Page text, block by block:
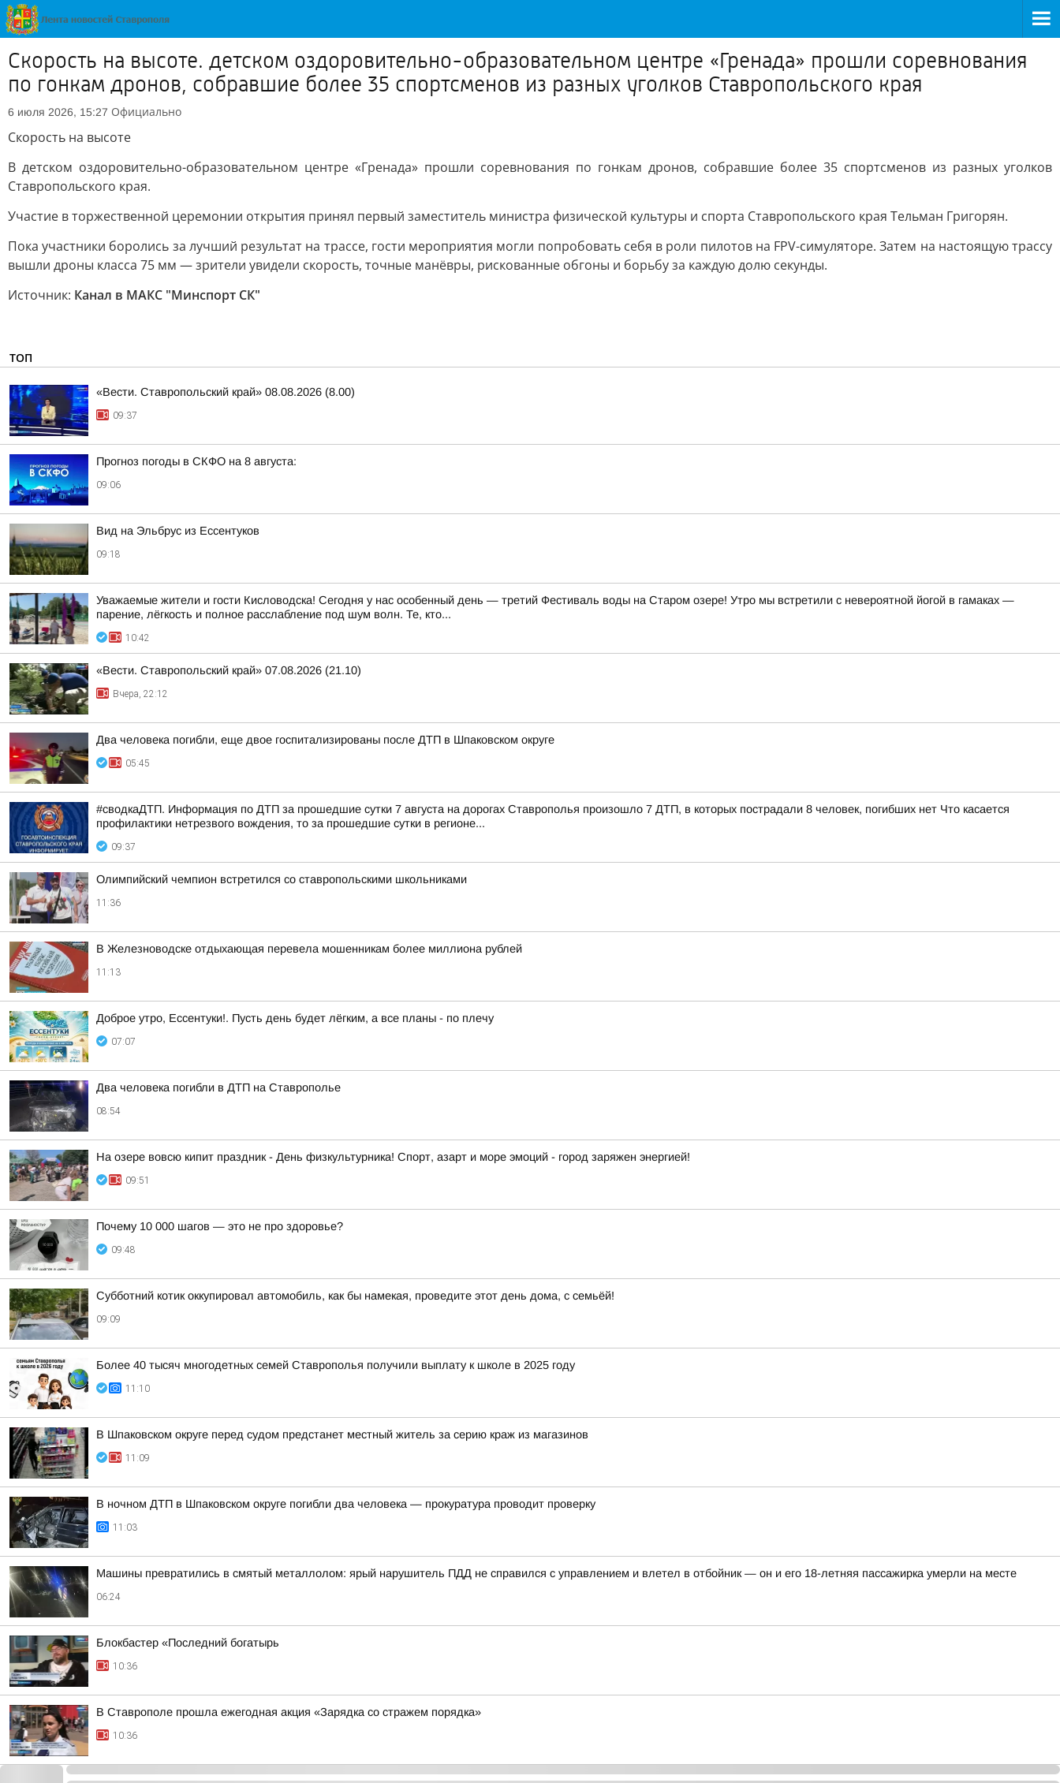
Скорость на высоте. детском оздоровительно-образовательном центре «Гренада» прошли соревнования
по гонкам дронов, собравшие более 35 спортсменов из разных уголков Ставропольского края
6 июля 2026, 15:27 Официально
Скорость на высоте
В детском оздоровительно-образовательном центре «Гренада» прошли соревнования по гонкам дронов, собравшие более 35 спортсменов из разных уголков
Ставропольского края.
Участие в торжественной церемонии открытия принял первый заместитель министра физической культуры и спорта Ставропольского края Тельман Григорян.
Пока участники боролись за лучший результат на трассе, гости мероприятия могли попробовать себя в роли пилотов на FPV-симуляторе. Затем на настоящую трассу
вышли дроны класса 75 мм — зрители увидели скорость, точные манёвры, рискованные обгоны и борьбу за каждую долю секунды.
Источник: Канал в МАКС "Минспорт СК"
ТОП
«Вести. Ставропольский край» 08.08.2026 (8.00)
09:37
Прогноз погоды в СКФО на 8 августа:
09:06
Вид на Эльбрус из Ессентуков
09:18
Уважаемые жители и гости Кисловодска! Сегодня у нас особенный день — третий Фестиваль воды на Старом озере! Утро мы встретили с невероятной йогой в гамаках —
парение, лёгкость и полное расслабление под шум волн. Те, кто...
10:42
«Вести. Ставропольский край» 07.08.2026 (21.10)
Вчера, 22:12
Два человека погибли, еще двое госпитализированы после ДТП в Шпаковском округе
05:45
#сводкаДТП. Информация по ДТП за прошедшие сутки 7 августа на дорогах Ставрополья произошло 7 ДТП, в которых пострадали 8 человек, погибших нет Что касается
профилактики нетрезвого вождения, то за прошедшие сутки в регионе...
09:37
Олимпийский чемпион встретился со ставропольскими школьниками
11:36
В Железноводске отдыхающая перевела мошенникам более миллиона рублей
11:13
Доброе утро, Ессентуки!. Пусть день будет лёгким, а все планы - по плечу
07:07
Два человека погибли в ДТП на Ставрополье
08:54
На озере вовсю кипит праздник - День физкультурника! Спорт, азарт и море эмоций - город заряжен энергией!
09:51
Почему 10 000 шагов — это не про здоровье?
09:48
Субботний котик оккупировал автомобиль, как бы намекая, проведите этот день дома, с семьёй!
09:09
Более 40 тысяч многодетных семей Ставрополья получили выплату к школе в 2025 году
11:10
В Шпаковском округе перед судом предстанет местный житель за серию краж из магазинов
11:09
В ночном ДТП в Шпаковском округе погибли два человека — прокуратура проводит проверку
11:03
Машины превратились в смятый металлолом: ярый нарушитель ПДД не справился с управлением и влетел в отбойник — он и его 18-летняя пассажирка умерли на месте
06:24
Блокбастер «Последний богатырь
10:36
В Ставрополе прошла ежегодная акция «Зарядка со стражем порядка»
10:36